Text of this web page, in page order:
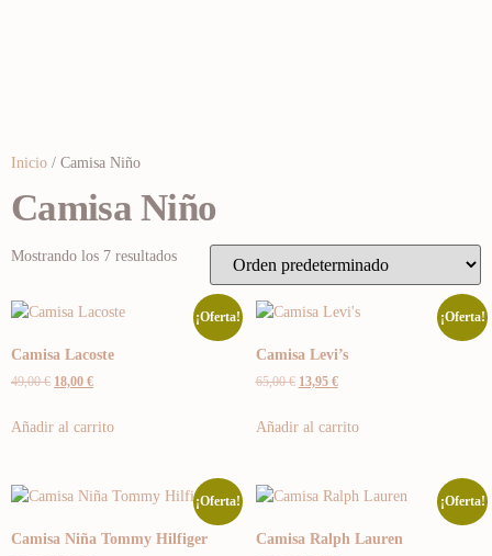
Inicio / Camisa Niño
Camisa Niño
Mostrando los 7 resultados
¡Oferta!
Camisa Lacoste
49,00€ 18,00 €
Añadir al carrito
¡Oferta!
Camisa Levi’s
65,00€ 13,95 €
Añadir al carrito
¡Oferta!
Camisa Niña Tommy Hilfiger
¡Oferta!
Camisa Ralph Lauren